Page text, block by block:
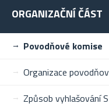
ORGANIZAČNÍ ČÁST
Povodňové komise
Organizace
Způsob vyhlašování